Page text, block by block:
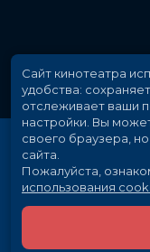
Сайт кинотеатра
удобства:
отслеживает ваши
настройки. Вы
своего браузера,
сайта.
Пожалуйста,
использования